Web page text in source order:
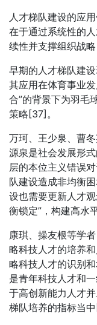
人才梯队建设的应
在于通过系统性的
续性并支撑组织战略
早期的人才梯队建
其应用在体育事业
合”的背景下为羽毛
策略[37]。
万珂、王少泉、曹
源泉是社会发展形
层的本位主义错误
队建设造成非均衡
设也需要更新人才
衡锁定”，构建高水
康琪、操友根等学
略科技人才的培养
略科技人才的识别
是青年科技人才和
于高创新能力人才
梯队培养的指标当中